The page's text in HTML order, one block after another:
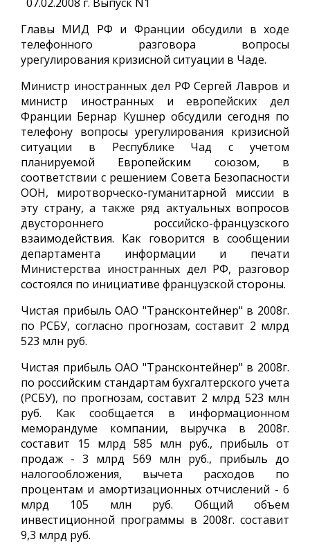
Главы МИД РФ и Франции обсудили в ходе
телефонного разговора вопросы
урегулирования кризисной ситуации в Чаде.
Министр иностранных дел РФ Сергей Лавров и
министр иностранных и европейских дел
Франции Бернар Кушнер обсудили сегодня по
телефону вопросы урегулирования кризисной
ситуации в Республике Чад с учетом
планируемой Европейским союзом, в
соответствии с решением Совета Безопасности
ООН, миротворческо-гуманитарной миссии в
эту страну, а также ряд актуальных вопросов
двустороннего российско-французского
взаимодействия. Как говорится в сообщении
департамента информации и печати
Министерства иностранных дел РФ, разговор
состоялся по инициативе французской стороны.
Чистая прибыль ОАО "Трансконтейнер" в 2008г.
по РСБУ, согласно прогнозам, составит 2 млрд
523 млн руб.
Чистая прибыль ОАО "Трансконтейнер" в 2008г.
по российским стандартам бухгалтерского учета
(РСБУ), по прогнозам, составит 2 млрд 523 млн
руб. Как сообщается в информационном
меморандуме компании, выручка в 2008г.
составит 15 млрд 585 млн руб., прибыль от
продаж - 3 млрд 569 млн руб., прибыль до
налогообложения, вычета расходов по
процентам и амортизационных отчислений - 6
млрд 105 млн руб. Общий объем
инвестиционной программы в 2008г. составит
9,3 млрд руб.